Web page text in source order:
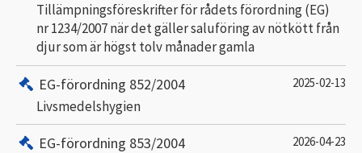
Tillämpningsföreskrifter för rådets förordning (EG)
nr 1234/2007 när det gäller saluföring av nötkött från
djur som är högst tolv månader gamla
EG-förordning 852/2004 2025-02-13
Livsmedelshygien
EG-förordning 853/2004 2026-04-23